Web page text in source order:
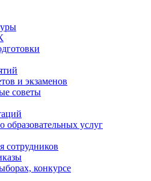
и экзаменов
советы
образовательных услуг
сотрудников
конкурсе